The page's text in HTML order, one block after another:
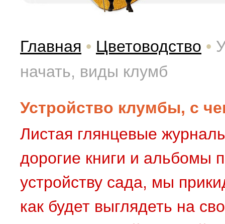
Главная • Цветоводство •
начать, виды клумб
Устройство клумбы, с
Листая глянцевые
дорогие книги и альбомы
устройству сада, мы
как будет выглядеть на